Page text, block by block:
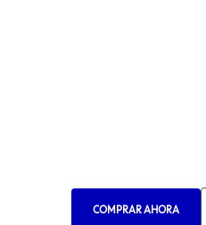
COMPRAR AHORA